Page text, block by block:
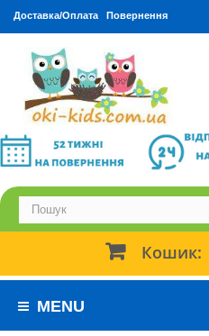
Доставка/Оплата Повернення
Кошик:
MENU